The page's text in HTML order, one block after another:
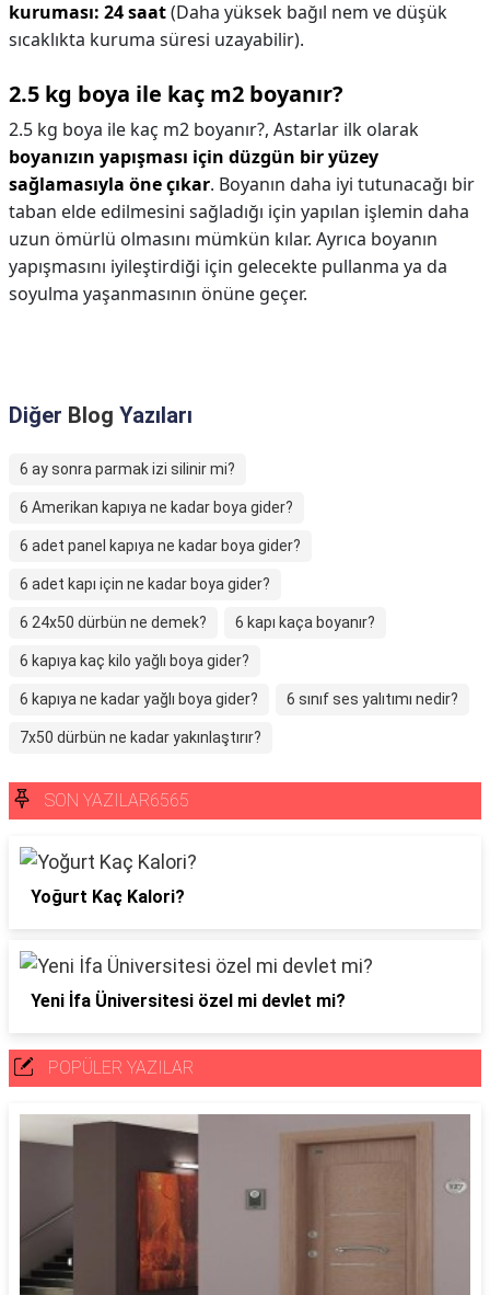
kuruması: 24 saat(Daha yüksek bağıl nem ve düşük
sıcaklıkta kuruma süresi uzayabilir).
2.5 kg boya ile kaç m2 boyanır?
2.5 kg boya ile kaç m2 boyanır?, Astarlar ilk olarak
boyanızın yapışması için düzgün bir yüzey
sağlamasıyla öne çıkar. Boyanın daha iyi tutunacağı bir
taban elde edilmesini sağladığı için yapılan işlemin daha
uzun ömürlü olmasını mümkün kılar. Ayrıca boyanın
yapışmasını iyileştirdiği için gelecekte pullanma ya da
soyulma yaşanmasının önüne geçer.
Diğer Blog Yazıları
6 ay sonra parmak izi silinir mi?
6 Amerikan kapıya ne kadar boya gider?
6 adet panel kapıya ne kadar boya gider?
6 adet kapı için ne kadar boya gider?
6 24x50 dürbün ne demek? 6 kapı kaça boyanır?
6 kapıya kaç kilo yağlı boya gider?
6 kapıya ne kadar yağlı boya gider? 6 sınıf ses yalıtımı nedir?
7x50 dürbün ne kadar yakınlaştırır?
SON YAZILAR6565
Yoğurt Kaç Kalori?
Yeni İfa Üniversitesi özel mi devlet mi?
POPÜLER YAZILAR